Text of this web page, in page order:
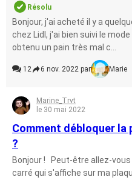
Résolu
Bonjour, j'ai acheté il y a
chez Lidl, j'ai bien suivi le
obtenu un pain très mal c...
12 6 nov. 2022 par Marie
Marine_Trvt
le 30 mai 2022
Comment débloquer la
?
Bonjour ! Peut-être allez-
carré qui s'affiche sur ma